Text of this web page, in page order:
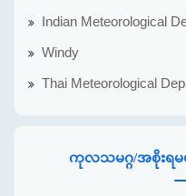
Indian Meteorological
Windy
Thai Meteorological
ကုလသမဂ္ဂ/အစိုးရ